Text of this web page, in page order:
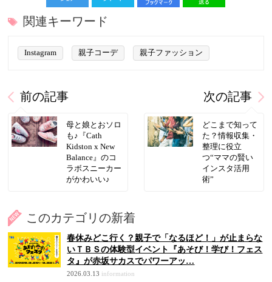
関連キーワード
Instagram 親子コーデ 親子ファッション
前の記事
母と娘とおソロ
も♪『Cath
Kidston x New
Balance』のコ
ラボスニーカー
がかわいい♪
次の記事
どこまで知って
た？情報収集・
整理に役立
つ“ママの賢い
インスタ活用
術”
このカテゴリの新着
春休みどこ行く？親子で「なるほど！」が止まらな
いＴＢＳの体験型イベント『あそび！学び！フェス
タ』が赤坂サカスでパワーアッ…
2026.03.13 information